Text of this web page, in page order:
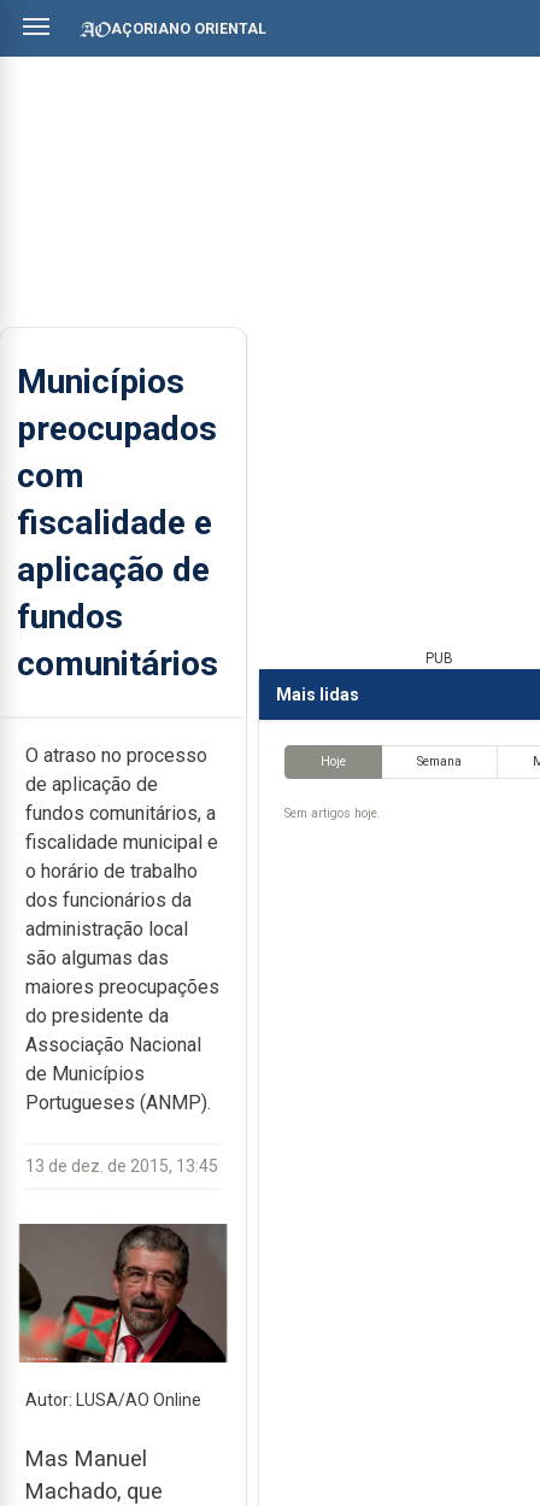
AÇORIANO ORIENTAL
Municípios
preocupados
com
fiscalidade e
aplicação de
fundos
comunitários
O atraso no processo
de aplicação de
fundos comunitários, a
fiscalidade municipal e
o horário de trabalho
dos funcionários da
administração local
são algumas das
maiores preocupações
do presidente da
Associação Nacional
de Municípios
Portugueses (ANMP).
13 de dez. de 2015, 13:45
Autor: LUSA/AO Online
Mas Manuel
Machado, que
PUB
Mais lidas
Hoje Semana
Sem artigos hoje.